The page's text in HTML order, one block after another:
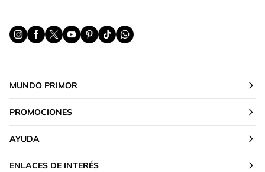
MUNDO PRIMOR
PROMOCIONES
AYUDA
ENLACES DE INTERÉS